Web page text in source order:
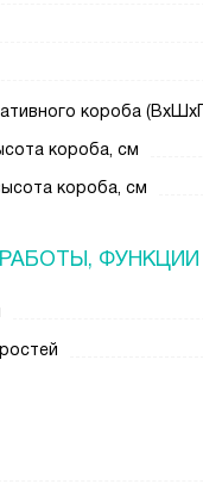
короба
короба, см
короба, см
ФУНКЦИИ